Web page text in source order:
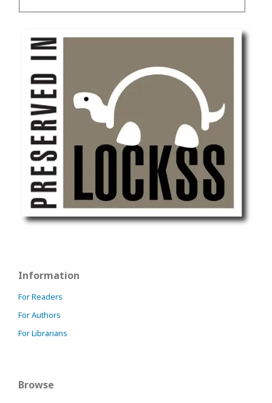
Information
For Readers
For Authors
For Librarians
Browse